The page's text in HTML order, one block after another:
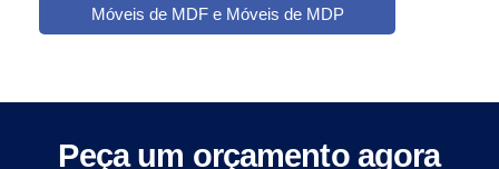
Móveis de MDF e Móveis de MDP
Peça um orçamento agora